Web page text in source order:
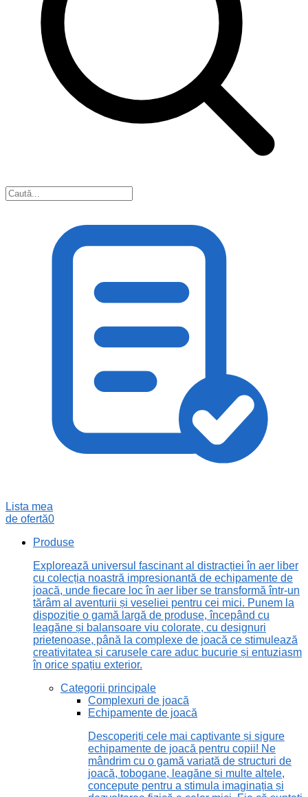
Lista mea
de ofertă0
Produse
Explorează universul fascinant al distracției în aer liber
cu colecția noastră impresionantă de echipamente de
joacă, unde fiecare loc în aer liber se transformă într-un
tărâm al aventurii și veseliei pentru cei mici. Punem la
dispoziție o gamă largă de produse, începând cu
leagăne și balansoare viu colorate, cu designuri
prietenoase, până la complexe de joacă ce stimulează
creativitatea și carusele care aduc bucurie și entuziasm
în orice spațiu exterior.
Categorii principale
Complexuri de joacă
Echipamente de joacă
Descoperiți cele mai captivante și sigure
echipamente de joacă pentru copii! Ne
mândrim cu o gamă variată de structuri de
joacă, tobogane, leagăne și multe altele,
concepute pentru a stimula imaginația și